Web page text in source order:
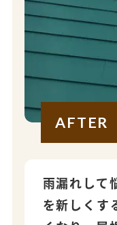
AFTER
雨漏れして
を新しくす